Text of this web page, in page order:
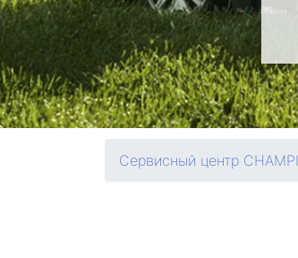
Сервисный центр